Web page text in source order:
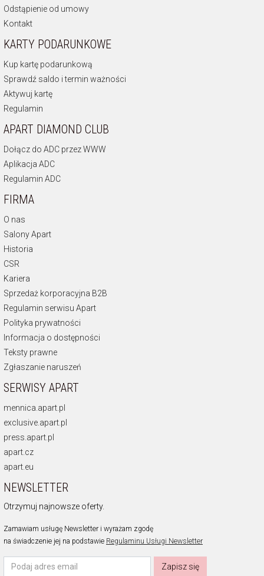
Odstąpienie od umowy
Kontakt
KARTY PODARUNKOWE
Kup kartę podarunkową
Sprawdź saldo i termin ważności
Aktywuj kartę
Regulamin
APART DIAMOND CLUB
Dołącz do ADC przez WWW
Aplikacja ADC
Regulamin ADC
FIRMA
O nas
Salony Apart
Historia
CSR
Kariera
Sprzedaż korporacyjna B2B
Regulamin serwisu Apart
Polityka prywatności
Informacja o dostępności
Teksty prawne
Zgłaszanie naruszeń
SERWISY APART
mennica.apart.pl
exclusive.apart.pl
press.apart.pl
apart.cz
apart.eu
NEWSLETTER
Otrzymuj najnowsze oferty.
Zamawiam usługę Newsletter i wyrażam zgodę
na świadczenie jej na podstawie Regulaminu Usługi Newsletter
Zapisz się